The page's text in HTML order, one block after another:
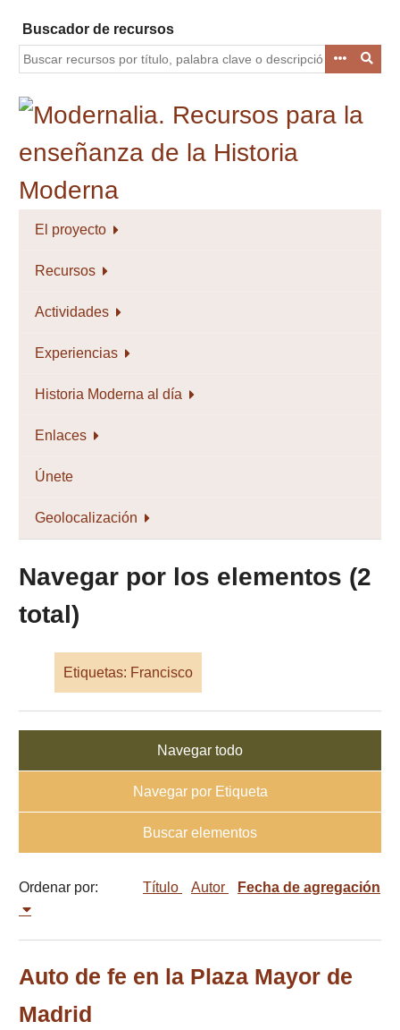
contenido
principal
Buscador de recursos
El proyecto
Recursos
Actividades
Experiencias
Historia Moderna al día
Enlaces
Únete
Geolocalización
Navegar por los elementos (2
total)
Etiquetas: Francisco
Navegar todo
Navegar por Etiqueta
Buscar elementos
Ordenar por: Título Autor Fecha de agregación
Auto de fe en la Plaza Mayor de
Madrid